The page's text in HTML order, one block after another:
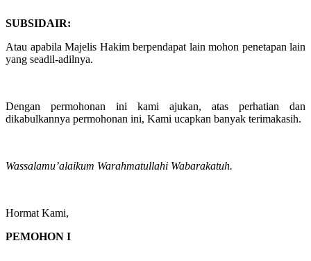
SUBSIDAIR:
Atau apabila Majelis Hakim berpendapat lain mohon penetapan lain
yang seadil-adilnya.
Dengan permohonan ini kami ajukan, atas perhatian dan
dikabulkannya permohonan ini, Kami ucapkan banyak terimakasih.
Wassalamu’alaikum Warahmatullahi Wabarakatuh.
Hormat Kami,
PEMOHON I